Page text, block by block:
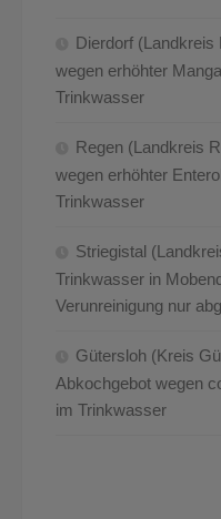
Dierdorf (Landkreis
wegen erhöhter
Trinkwasser
Regen (Landkreis
wegen erhöhter
Trinkwasser
Striegistal
Trinkwasser in
Verunreinigung nur
Gütersloh (Kreis
Abkochgebot wegen
im Trinkwasser